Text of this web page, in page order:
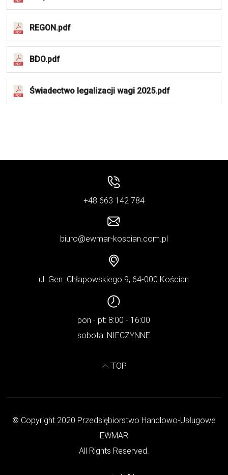
REGON.pdf
BDO.pdf
Świadectwo legalizacji wagi 2025.pdf
+48 663 142 784
biuro@ewmar-koscian.com.pl
ul. Gen. Chłapowskiego 9, 64-000 Kościan
pon - pt: 8:00 - 16:00
sobota: NIECZYNNE
TOP
© Copyright 2020 Przedsiębiorstwo Handlowo-Usługowe
EWMAR
All Rights Reserved.